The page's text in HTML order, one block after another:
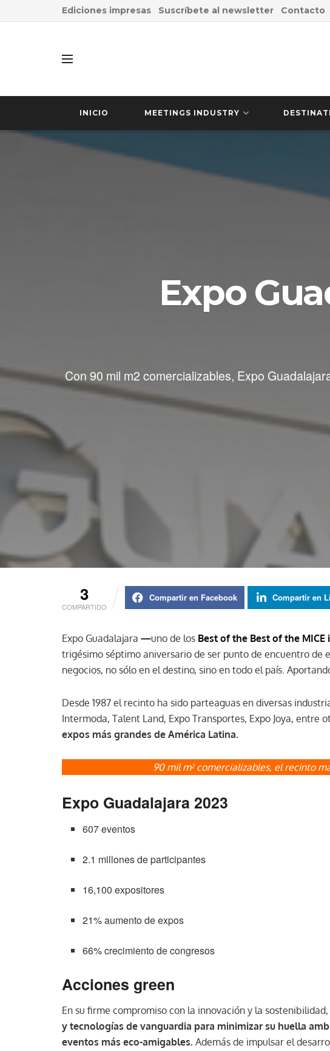
Ediciones impresas Suscríbete al newsletter Contacto
INICIO MEETINGS INDUSTRY
Expo
Con 90 mil m2 comercializables, Expo
3
COMPARTIDO
Compartir en Facebook Compartir en
Expo Guadalajara —uno de los Best of the Best of the
trigésimo séptimo aniversario de ser punto de encuentro de
negocios, no sólo en el destino, sino en todo el país.
Desde 1987 el recinto ha sido parteaguas en diversas
Intermoda, Talent Land, Expo Transportes, Expo Joya, entre
expos más grandes de América Latina.
90 mil m2comercializables, el recinto
Expo Guadalajara 2023
607 eventos
2.1 millones de participantes
16,100 expositores
21% aumento de expos
66% crecimiento de congresos
Acciones green
En su firme compromiso con la innovación y la sostenibilidad,
y tecnologías de vanguardia para minimizar su huella
eventos más eco-amigables. Además de impulsar el